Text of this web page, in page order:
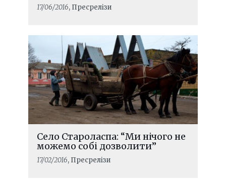
17/06/2016, Пресрелізи
Село Староласпа: “Ми нічого не
можемо собі дозволити”
17/02/2016, Пресрелізи